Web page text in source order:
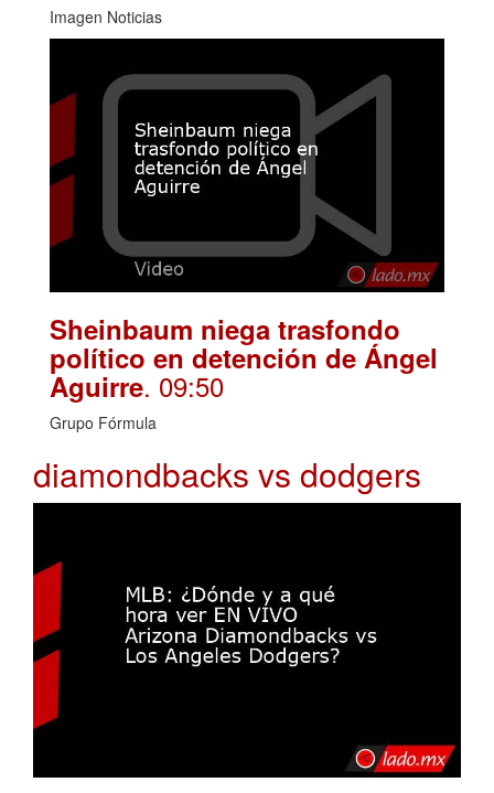
Imagen Noticias
Sheinbaum niega trasfondo
político en detención de Ángel
Aguirre. 09:50
Grupo Fórmula
diamondbacks vs dodgers